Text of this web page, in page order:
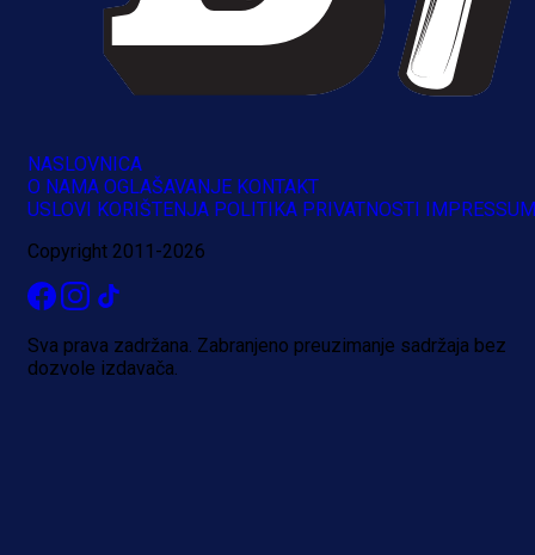
A Selekcija
postati novo pojačanje Hajduka!
NASLOVNICA
O NAMA OGLAŠAVANJE KONTAKT
USLOVI KORIŠTENJA POLITIKA PRIVATNOSTI IMPRESSUM
Copyright 2011-2026
Sva prava zadržana. Zabranjeno preuzimanje sadržaja bez
dozvole izdavača.